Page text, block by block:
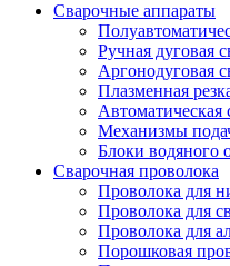
Сварочные аппараты
Ручная дуговая
Аргонодуговая
Плазменная
Автоматическая
Механизмы
Блоки водяного
Сварочная проволока
Проволока для
Проволока для
Проволока для
Порошковая